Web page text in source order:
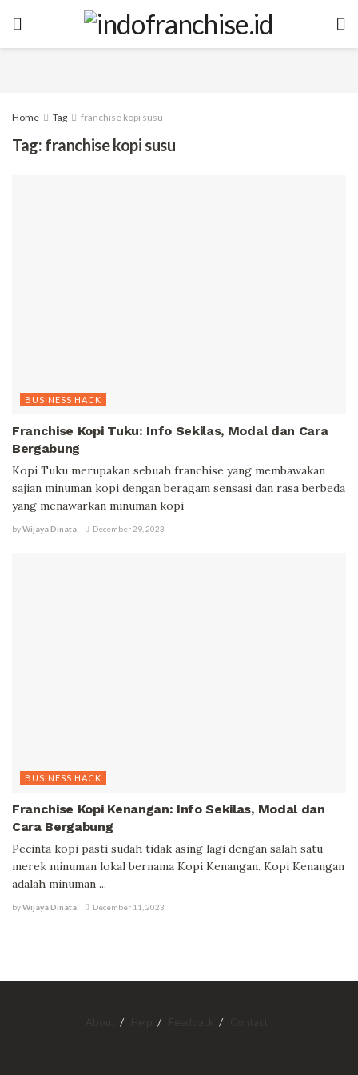
Home Tag franchise kopi susu
Tag: franchise kopi susu
BUSINESS HACK
Franchise Kopi Tuku: Info Sekilas, Modal dan Cara
Bergabung
Kopi Tuku merupakan sebuah franchise yang membawakan
sajian minuman kopi dengan beragam sensasi dan rasa berbeda
yang menawarkan minuman kopi
byWijaya Dinata December 29, 2023
BUSINESS HACK
Franchise Kopi Kenangan: Info Sekilas, Modal dan
Cara Bergabung
Pecinta kopi pasti sudah tidak asing lagi dengan salah satu
merek minuman lokal bernama Kopi Kenangan. Kopi Kenangan
adalah minuman ...
byWijaya Dinata December 11, 2023